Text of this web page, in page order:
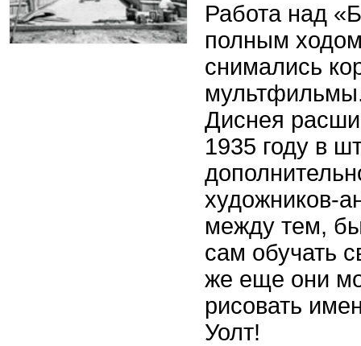
Работа над
полным
снимались
Диснея
1935 году в
художников-
между тем,
сам обучать
же еще они
рисовать
Уолт!